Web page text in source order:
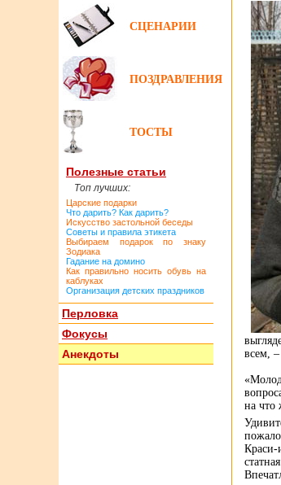
СЦЕНАРИИ
ПОЗДРАВЛЕНИЯ
ТОСТЫ
Полезные статьи
Топ лучших:
Царские подарки
Что дарить? Как дарить?
Искусство застольной беседы
Советы и правила этикета
Выбираем подарок по знаку
Зодиака
Гадание на домино
Как правильно носить обувь на
каблуках
Организация детских праздников
Перловка
Фокусы
Анекдоты
всем,
на что